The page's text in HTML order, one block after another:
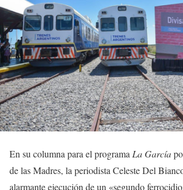
En su columna para el programa La García
de las Madres, la periodista Celeste Del
alarmante ejecución de un «segundo